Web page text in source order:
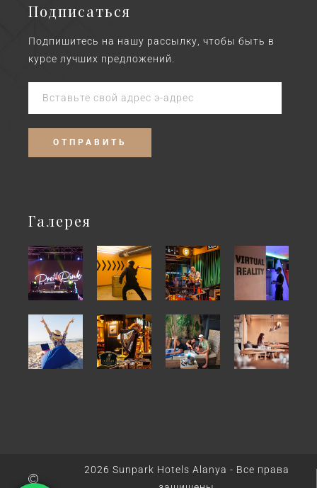
Подписаться
Подпишитесь на нашу рассылку, чтобы быть в
курсе лучших предложений.
Галерея
2026 Sunpark Hotels Alanya - Все права